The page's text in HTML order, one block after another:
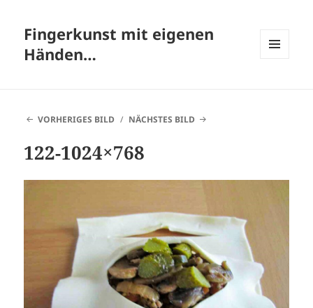
Fingerkunst mit eigenen
Händen…
VORHERIGES BILD NÄCHSTES BILD
122-1024×768